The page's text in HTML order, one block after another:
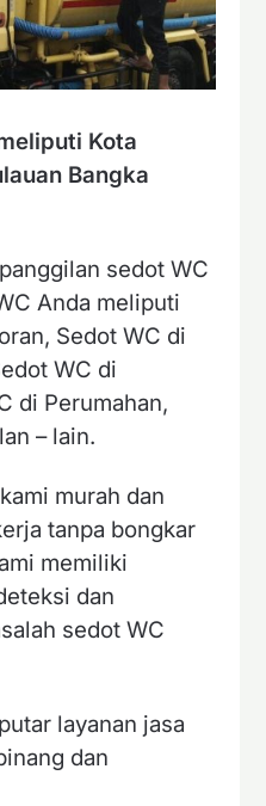
Kota
Bangka
sedot WC
Anda meliputi
Sedot WC di
WC di
di Perumahan,
– lain.
murah dan
tanpa bongkar
memiliki
dan
sedot WC
layanan jasa
dan